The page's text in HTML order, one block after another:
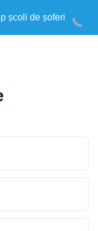
școli de șoferi